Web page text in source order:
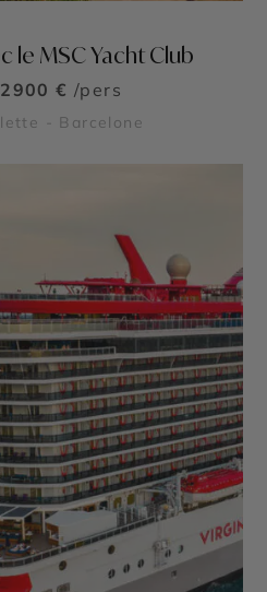
le MSC Yacht Club
2900 € /pers
- Barcelone